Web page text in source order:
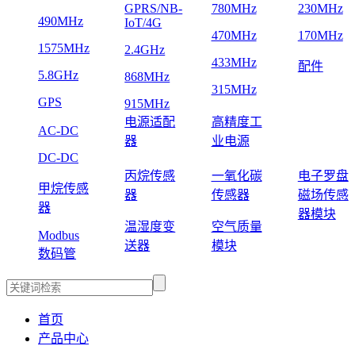
490MHz
1575MHz
5.8GHz
GPS
GPRS/NB-
IoT/4G
2.4GHz
868MHz
915MHz
780MHz
470MHz
433MHz
315MHz
230MHz
170MHz
配件
AC-DC
DC-DC
电源适配
器
高精度工
业电源
甲烷传感
器
Modbus
数码管
丙烷传感
器
温湿度变
送器
一氧化碳
传感器
空气质量
模块
电子罗盘
磁场传感
器模块
首页
产品中心